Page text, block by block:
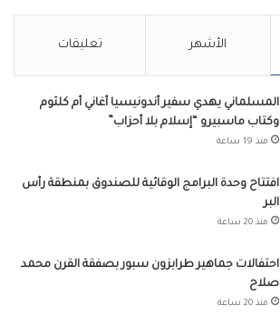
الأشهر تعليقات
المسلماني يهدي سفير أندونيسيا أغاني أم كلثوم
وكتاب ماسبيرو “إسلام بلا أحزاب”
منذ 19 ساعة
افتتاح وحدة البرامج الوقائية للصندوق بمنطقة رأس
البر
منذ 20 ساعة
احتفالات جماهير طرابزون سبور بصفقة القرن محمد
صلاح
منذ 20 ساعة